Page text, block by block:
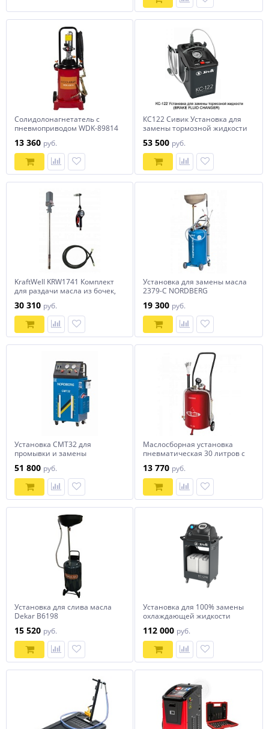
Солидолонагнетатель с
пневмоприводом WDK-89814
13 360 руб.
КС122 Сивик Установка для
замены тормозной жидкости
53 500 руб.
KraftWell KRW1741 Комплект
для раздачи масла из бочек,
30 310 руб.
Установка для замены масла
2379-C NORDBERG
19 300 руб.
Установка CMT32 для
промывки и замены
51 800 руб.
Маслосборная установка
пневматическая 30 литров с
СОРОКИН 11.18
13 770 руб.
Установка для слива масла
Dekar B6198
15 520 руб.
Установка для 100% замены
охлаждающей жидкости
112 000 руб.